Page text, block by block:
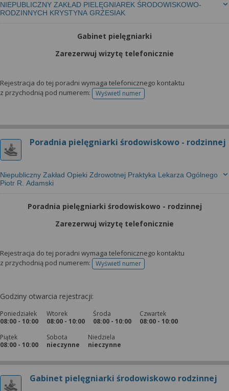
NIEPUBLICZNY ZAKŁAD PIELĘGNIAREK ŚRODOWISKOWO-
RODZINNYCH KRYSTYNA GRZESIAK
Gabinet pielęgniarki
Zarezerwuj wizytę telefonicznie
Rejestracja do tej poradni wymaga telefonicznego kontaktu
z przychodnią pod numerem:
Wyświetl numertelefonu do rejestracji
Poradnia pielęgniarki środowiskowo - rodzinnej
Niepubliczny Zakład Opieki Zdrowotnej Praktyka Lekarza Ogólnego
Piotr R. Adamski
Poradnia pielęgniarki środowiskowo - rodzinnej
Zarezerwuj wizytę telefonicznie
Rejestracja do tej poradni wymaga telefonicznego kontaktu
z przychodnią pod numerem:
Wyświetl numertelefonu do rejestracji
Godziny otwarcia rejestracji:
Poniedziałek
08:00 - 10:00
Wtorek
08:00 - 10:00
Środa
08:00 - 10:00
Czwartek
08:00 - 10:00
Piątek
08:00 - 10:00
Sobota
nieczynne
Niedziela
nieczynne
Gabinet pielęgniarki środowiskowo rodzinnej